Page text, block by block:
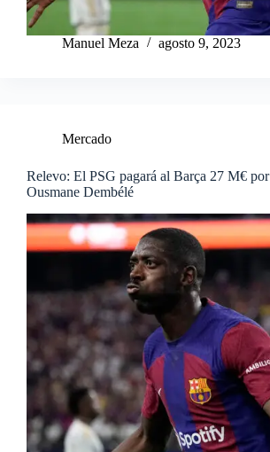
Manuel Meza agosto 9, 2023
Mercado
Relevo: El PSG pagará al Barça 27 M€ por
Ousmane Dembélé